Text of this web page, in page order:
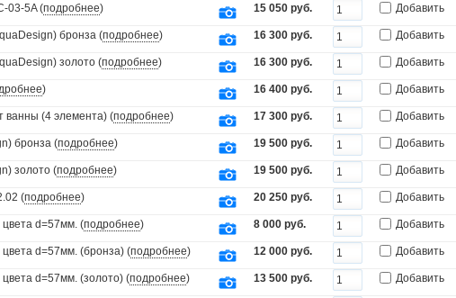
03-5A (подробнее) 15 050 руб. Добавить
бронза (подробнее) 16 300 руб. Добавить
золото (подробнее) 16 300 руб. Добавить
) 16 400 руб. Добавить
ванны (4 элемента) (подробнее) 17 300 руб. Добавить
бронза (подробнее) 19 500 руб. Добавить
золото (подробнее) 19 500 руб. Добавить
(подробнее) 20 250 руб. Добавить
d=57мм. (подробнее) 8 000 руб. Добавить
d=57мм. (бронза) (подробнее) 12 000 руб. Добавить
d=57мм. (золото) (подробнее) 13 500 руб. Добавить